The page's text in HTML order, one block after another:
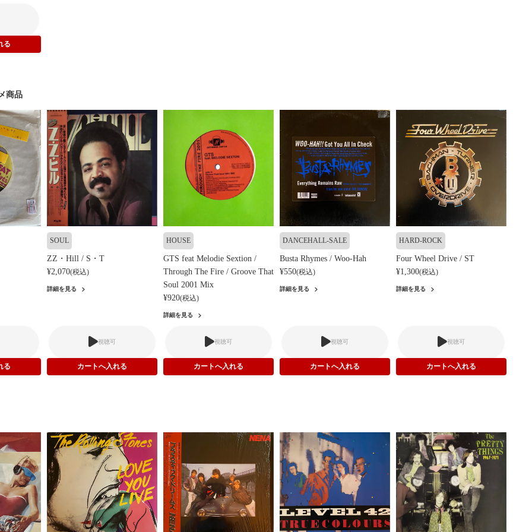
商品
SOUL
ZZ・Hill / S・T
¥2,070(税込)
詳細を見る
視聴可
HOUSE
GTS feat Melodie Sextion /
Through The Fire / Groove That
Soul 2001 Mix
¥920(税込)
詳細を見る
視聴可
DANCEHALL-SALE
Busta Rhymes / Woo-Hah
¥550(税込)
詳細を見る
視聴可
HARD-ROCK
Four Wheel Drive / ST
¥1,300(税込)
詳細を見る
視聴可